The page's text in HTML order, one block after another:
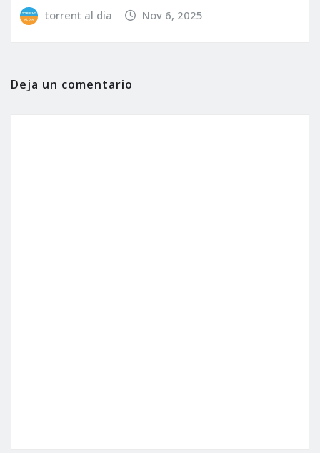
torrent al dia Nov 6, 2025
Deja un comentario